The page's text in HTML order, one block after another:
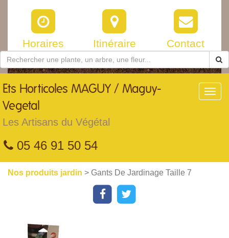
Horaires Itinéraire Contact
Ets Horticoles MAGUY / Maguy-
Vegetal
Les Artisans du Végétal
05 46 91 50 54
Nos produits jardin > Gants De Jardinage Taille 7